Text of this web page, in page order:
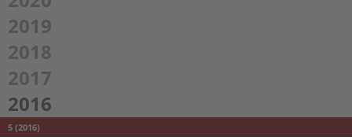
2019
2018
2017
2016
5 (2016)